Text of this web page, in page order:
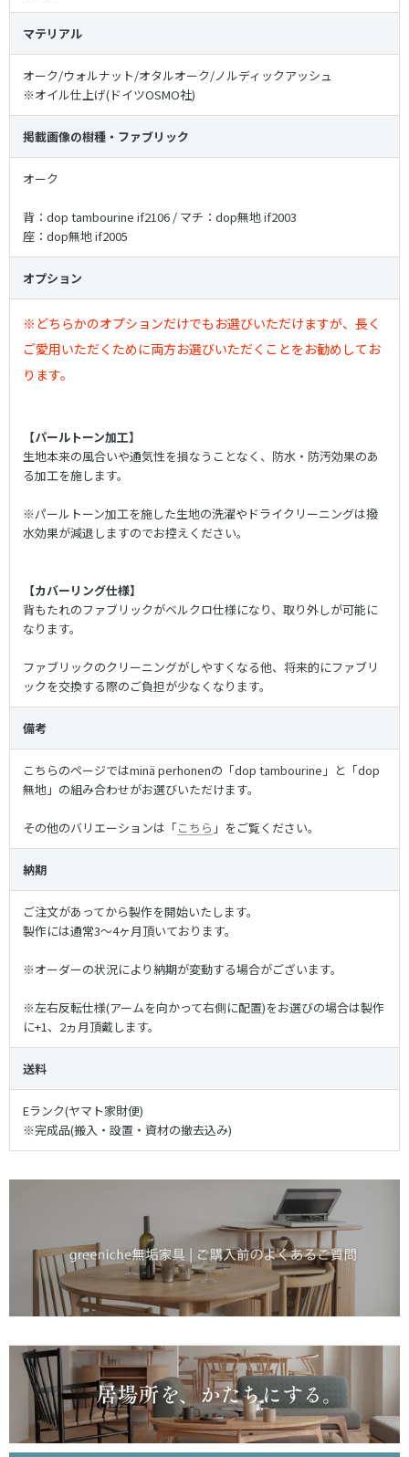
マテリアル
オーク/ウォルナット/オタルオーク/ノルディックアッシュ
※オイル仕上げ(ドイツOSMO社)
掲載画像の樹種・ファブリック
オーク
背：dop tambourine if2106 / マチ：dop無地 if2003
座：dop無地 if2005
オプション
※どちらかのオプションだけでもお選びいただけますが、長く
ご愛用いただくために両方お選びいただくことをお勧めしてお
ります。
【パールトーン加工】
生地本来の風合いや通気性を損なうことなく、防水・防汚効果のあ
る加工を施します。
※パールトーン加工を施した生地の洗濯やドライクリーニングは撥
水効果が減退しますのでお控えください。
【カバーリング仕様】
背もたれのファブリックがベルクロ仕様になり、取り外しが可能に
なります。
ファブリックのクリーニングがしやすくなる他、将来的にファブリ
ックを交換する際のご負担が少なくなります。
備考
こちらのページではminä perhonenの「dop tambourine」と「dop
無地」の組み合わせがお選びいただけます。
その他のバリエーションは「こちら 」をご覧ください。
納期
ご注文があってから製作を開始いたします。
製作には通常3〜4ヶ月頂いております。
※オーダーの状況により納期が変動する場合がございます。
※左右反転仕様(アームを向かって右側に配置)をお選びの場合は製作
に+1、2ヵ月頂戴します。
送料
Eランク(ヤマト家財便)
※完成品(搬入・設置・資材の撤去込み)